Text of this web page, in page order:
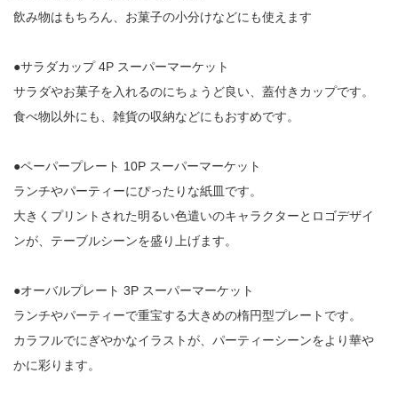
飲み物はもちろん、お菓子の小分けなどにも使えます
●サラダカップ 4P スーパーマーケット
サラダやお菓子を入れるのにちょうど良い、蓋付きカップです。
食べ物以外にも、雑貨の収納などにもおすめです。
●ペーパープレート 10P スーパーマーケット
ランチやパーティーにぴったりな紙皿です。
大きくプリントされた明るい色遣いのキャラクターとロゴデザイ
ンが、テーブルシーンを盛り上げます。
●オーバルプレート 3P スーパーマーケット
ランチやパーティーで重宝する大きめの楕円型プレートです。
カラフルでにぎやかなイラストが、パーティーシーンをより華や
かに彩ります。